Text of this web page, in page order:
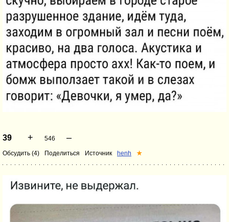
39 + 546 –
Обсудить (4) Поделиться Источник henh ★